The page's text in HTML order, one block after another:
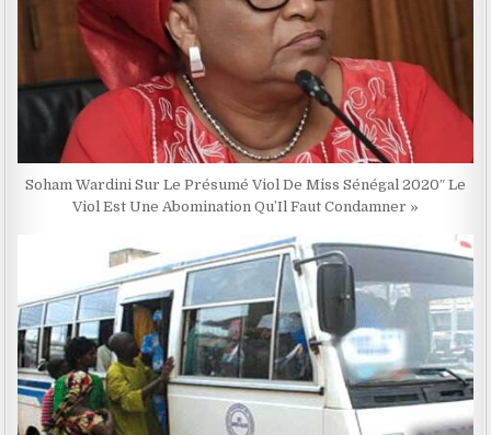
Soham Wardini Sur Le Présumé Viol De Miss Sénégal 2020″ Le
Viol Est Une Abomination Qu’Il Faut Condamner »